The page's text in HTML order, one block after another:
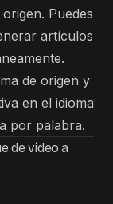
Puedes
artículos
de origen y
en el idioma
por palabra.
de vídeo a